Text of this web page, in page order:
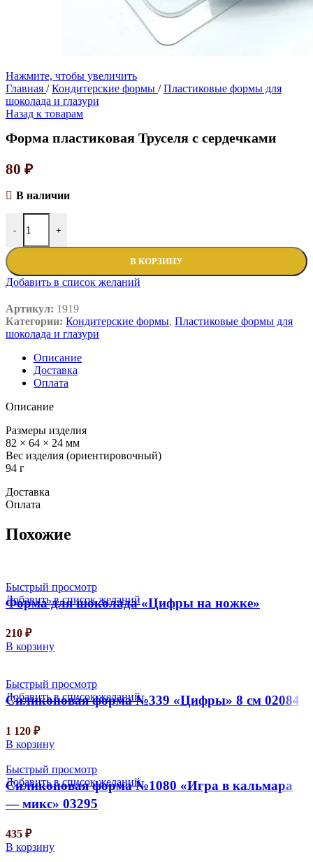
Нажмите, чтобы увеличить
Главная / Кондитерские формы / Пластиковые формы для
шоколада и глазури
Назад к товарам
Форма пластиковая Труселя с сердечками
80 ₽
В наличии
- +
В КОРЗИНУ
Добавить в список желаний
Артикул: 1919
Категории: Кондитерские формы, Пластиковые формы для
шоколада и глазури
Описание
Доставка
Оплата
Описание
Размеры изделия
82 × 64 × 24 мм
Вес изделия (ориентировочный)
94 г
Доставка
Оплата
Похожие
Быстрый просмотр
Добавить в список желаний
Форма для шоколада «Цифры на ножке»
210 ₽
В корзину
Быстрый просмотр
Добавить в список желаний
Силиконовая форма №339 «Цифры» 8 см 02084
1 120 ₽
В корзину
Быстрый просмотр
Добавить в список желаний
Силиконовая форма №1080 «Игра в кальмара
— микс» 03295
435 ₽
В корзину